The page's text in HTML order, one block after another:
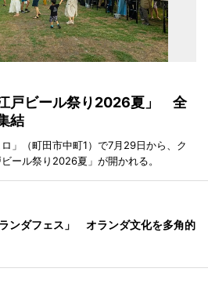
戸ビール祭り2026夏」 全
結
」（町田市中町1）で7月29日から、ク
ール祭り2026夏」が開かれる。
ンダフェス」 オランダ文化を多角的